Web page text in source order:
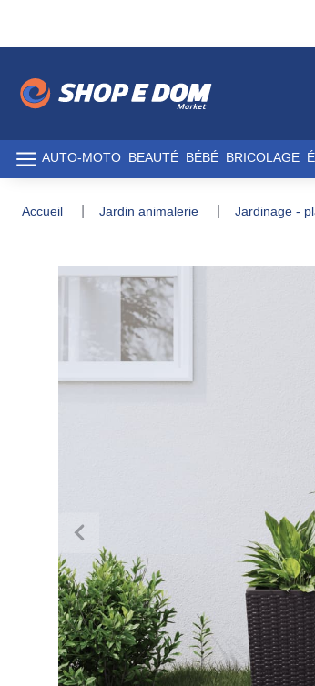
AUTO-MOTO BEAUTÉ BÉBÉ BRICOLAGE
accueil jardin animalerie jardinage -